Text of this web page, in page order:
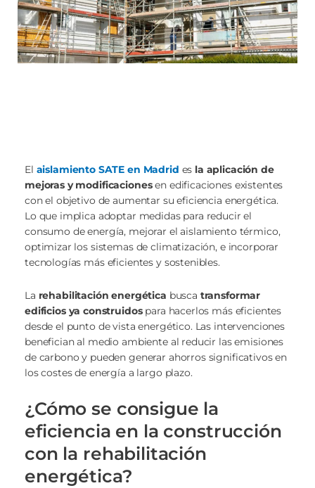
El aislamiento SATE en Madrid es la aplicación de
mejoras y modificacionesen edificaciones existentes
con el objetivo de aumentar su eficiencia energética.
Lo que implica adoptar medidas para reducir el
consumo de energía, mejorar el aislamiento térmico,
optimizar los sistemas de climatización, e incorporar
tecnologías más eficientes y sostenibles.
La rehabilitación energética busca transformar
edificios ya construidos para hacerlos más eficientes
desde el punto de vista energético. Las intervenciones
benefician al medio ambiente al reducir las emisiones
de carbono y pueden generar ahorros significativos en
los costes de energía a largo plazo.
¿Cómo se consigue la
eficiencia en la construcción
con la rehabilitación
energética?